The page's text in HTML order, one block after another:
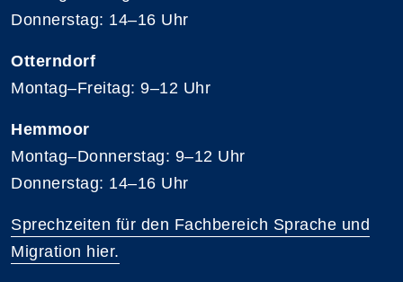
Donnerstag: 14–16 Uhr
Otterndorf
Montag–Freitag: 9–12 Uhr
Hemmoor
Montag–Donnerstag: 9–12 Uhr
Donnerstag: 14–16 Uhr
Sprechzeiten für den Fachbereich Sprache und
Migration hier.